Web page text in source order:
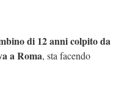
di 12 anni colpito da
a Roma, sta facendo